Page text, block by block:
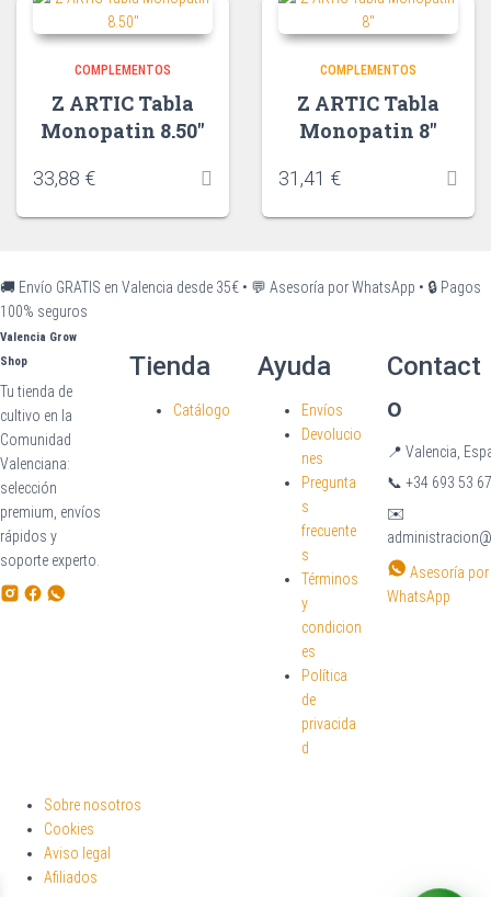
COMPLEMENTOS
Z ARTIC Tabla
Monopatin 8.50″
33,88 €
COMPLEMENTOS
Z ARTIC Tabla
Monopatin 8″
31,41 €
🚚 Envío GRATIS en Valencia desde 35€ • 💬 Asesoría por WhatsApp • 🔒 Pagos
100% seguros
Valencia Grow
Shop
Tu tienda de
cultivo en la
Comunidad
Valenciana:
selección
premium, envíos
rápidos y
soporte experto.
Tienda
Catálogo
Ayuda
Envíos
Devolucio
nes
Pregunta
s
frecuente
s
Términos
y
condicion
es
Política
de
privacida
d
Contact
o
📍 Valencia,
📞 +34 693 53
✉️
Asesoría por
WhatsApp
Sobre nosotros
Cookies
Aviso legal
Afiliados